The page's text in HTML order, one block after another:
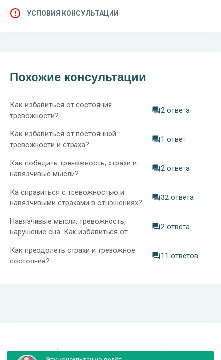
УСЛОВИЯ КОНСУЛЬТАЦИИ
Похожие консультации
Как избавиться от состояния
тревожности?
2 ответа
Как избавиться от постоянной
тревожности и страха?
1 ответ
Как победить тревожность, страхи и
навязчивые мысли?
2 ответа
Ка справиться с тревожностью и
навязчивыми страхами в отношениях?
32 ответа
Навязчивые мысли, тревожность,
нарушение сна. Как избавиться от
страхов?
2 ответа
Как преодолеть страхи и тревожное
состояние?
11 ответов